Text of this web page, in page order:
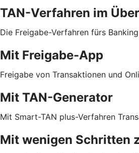
TAN-Verfahren im
Die Freigabe-Verfahren fürs
Mit Freigabe-App
Freigabe von Transaktionen und
Mit TAN-Generator
Mit Smart-TAN plus-Verfahren
Mit wenigen Schritten